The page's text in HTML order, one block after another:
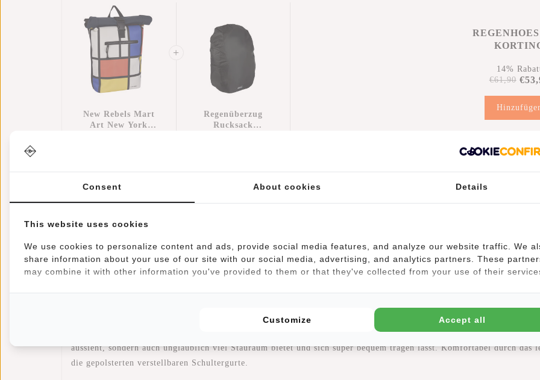
New Rebels Mart
Art New York
Regenüberzug
Rucksack
14%
€61,90
Informationen Eigenschaften Bewertungen (7)
Artikelnummer::
51.143002
Verfügbarkeit:
Auf Lager
Dieser trendige, wasserabweisende Mart Art Rucksack mit dem Werk des berühmten Künstlers Mondriaan,
aussieht, sondern auch unglaublich viel Stauraum bietet und sich super bequem tragen lässt. Komfortabel durch
die gepolsterten verstellbaren Schultergurte.
Consent About cookies Details
This website uses cookies
We use cookies to personalize content and ads, provide social media features, and analyze our website traffic. We
share information about your use of our site with our social media, advertising, and analytics partners. These
may combine it with other information you've provided to them or that they've collected from your use of their
Customize Accept all